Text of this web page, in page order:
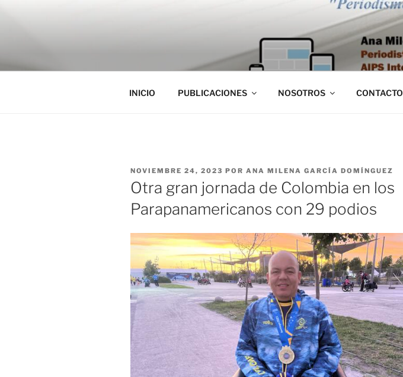
INICIO PUBLICACIONES NOSOTROS CONTACTO
PUBLICADO
EL
NOVIEMBRE 24, 2023 POR ANA MILENA GARCÍA DOMÍNGUEZ
Otra gran jornada de Colombia en los
Parapanamericanos con 29 podios